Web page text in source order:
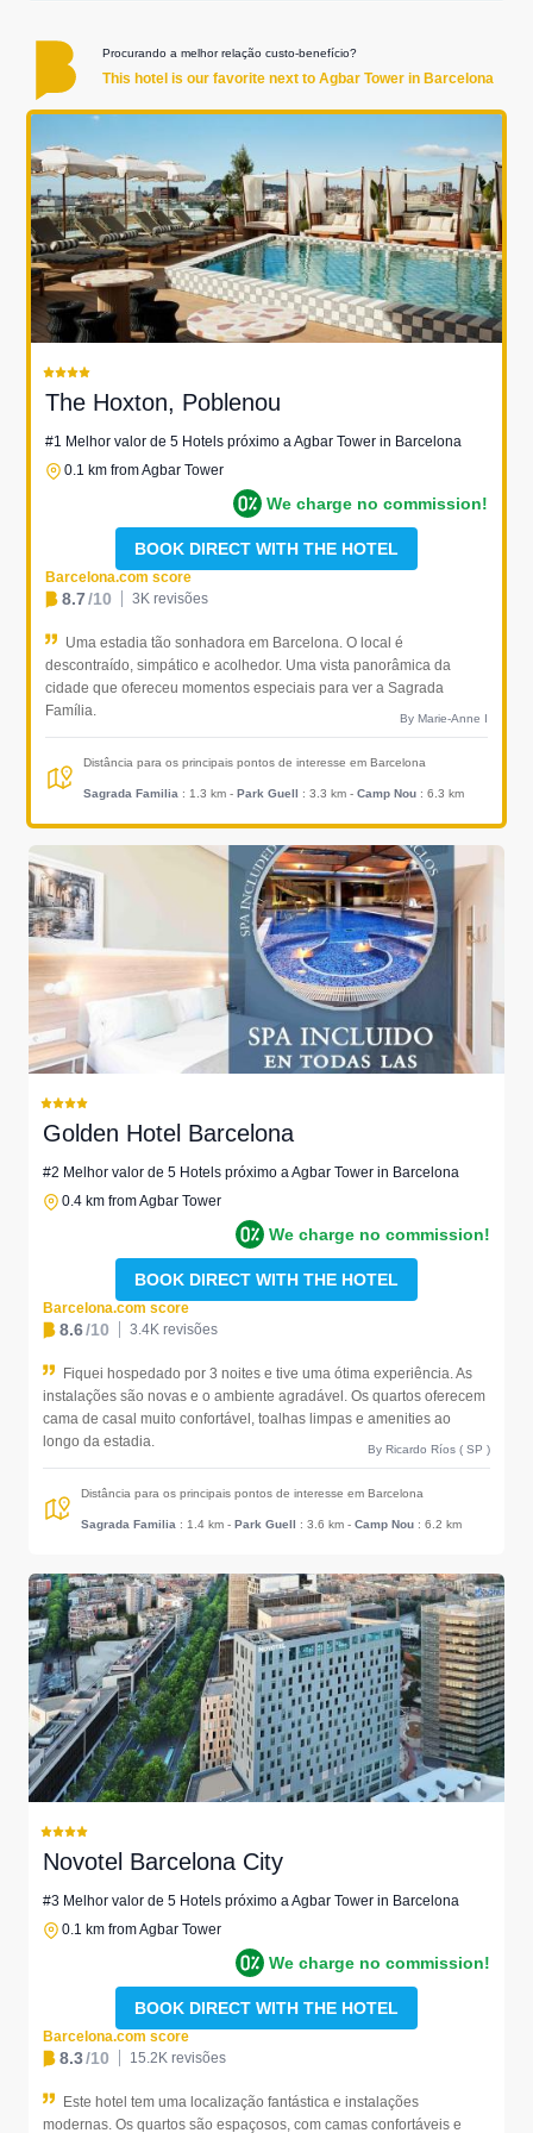
Procurando a melhor relação custo-benefício?
This hotel is our favorite next to Agbar Tower in Barcelona
The Hoxton, Poblenou
#1 Melhor valor de 5 Hotels próximo a Agbar Tower in Barcelona
0.1 km from Agbar Tower
We charge no commission!
BOOK DIRECT WITH THE HOTEL
Barcelona.com score
8.7/10 3K revisões
Uma estadia tão sonhadora em Barcelona. O local é
descontraído, simpático e acolhedor. Uma vista panorâmica da
cidade que ofereceu momentos especiais para ver a Sagrada
Família.
By Marie-Anne I
Distância para os principais pontos de interesse em Barcelona
Sagrada Familia : 1.3 km - Park Guell : 3.3 km - Camp Nou : 6.3 km
Golden Hotel Barcelona
#2 Melhor valor de 5 Hotels próximo a Agbar Tower in Barcelona
0.4 km from Agbar Tower
We charge no commission!
BOOK DIRECT WITH THE HOTEL
Barcelona.com score
8.6/10 3.4K revisões
Fiquei hospedado por 3 noites e tive uma ótima experiência. As
instalações são novas e o ambiente agradável. Os quartos oferecem
cama de casal muito confortável, toalhas limpas e amenities ao
longo da estadia.
By Ricardo Ríos ( SP )
Distância para os principais pontos de interesse em Barcelona
Sagrada Familia : 1.4 km - Park Guell : 3.6 km - Camp Nou : 6.2 km
Novotel Barcelona City
#3 Melhor valor de 5 Hotels próximo a Agbar Tower in Barcelona
0.1 km from Agbar Tower
We charge no commission!
BOOK DIRECT WITH THE HOTEL
Barcelona.com score
8.3/10 15.2K revisões
Este hotel tem uma localização fantástica e instalações
modernas. Os quartos são espaçosos, com camas confortáveis e